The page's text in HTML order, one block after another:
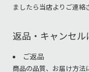
ましたら当店よりご連絡
返品・キャンセル
ご返品
商品の品質、お届け方法